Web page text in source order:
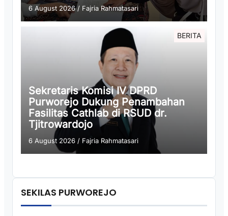
6 August 2026/ Fajria Rahmatasari
BERITA
Sekretaris Komisi IV DPRD
Purworejo Dukung Penambahan
Fasilitas Cathlab di RSUD dr.
Tjitrowardojo
6 August 2026 / Fajria Rahmatasari
SEKILAS PURWOREJO